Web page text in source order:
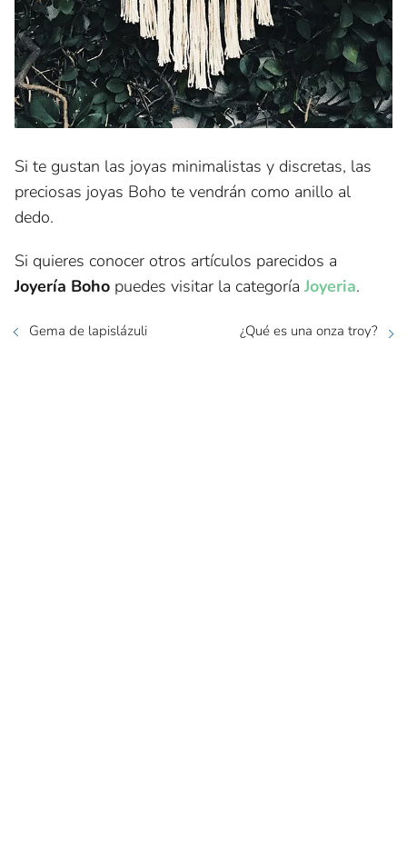
Si te gustan las joyas minimalistas y discretas, las
preciosas joyas Boho te vendrán como anillo al
dedo.
Si quieres conocer otros artículos parecidos a
Joyería Boho puedes visitar la categoría Joyeria.
Gema de lapislázuli ¿Qué es una onza troy?